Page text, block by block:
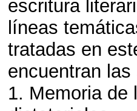
escritura
líneas
tratadas en
encuentran
1. Memoria de